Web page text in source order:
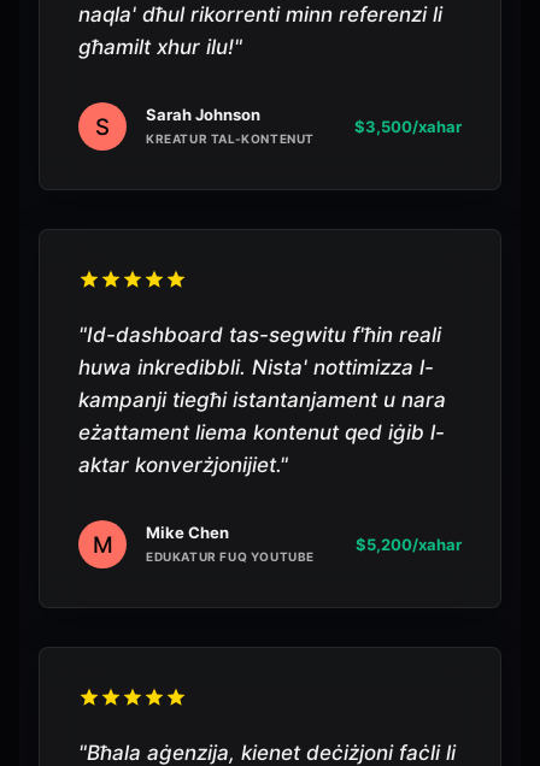
naqla' dħul rikorrenti minn referenzi li
għamilt xhur ilu!"
S Sarah Johnson
KREATUR TAL-KONTENUT
$3,500/xahar
"Id-dashboard tas-segwitu f'ħin reali
huwa inkredibbli. Nista' nottimizza l-
kampanji tiegħi istantanjament u nara
eżattament liema kontenut qed iġib l-
aktar konverżjonijiet."
M Mike Chen
EDUKATUR FUQ YOUTUBE
$5,200/xahar
"Bħala aġenzija, kienet deċiżjoni faċli li